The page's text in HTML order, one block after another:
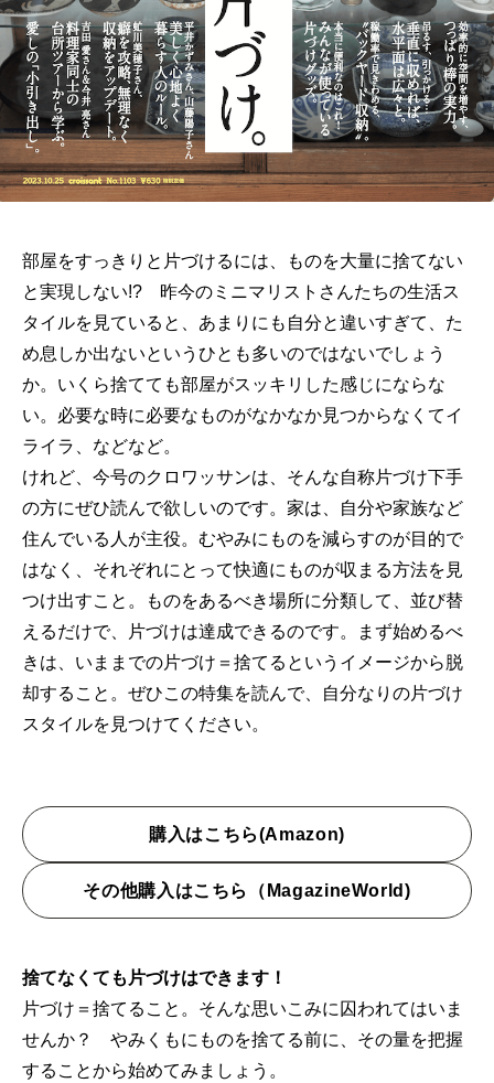
部屋をすっきりと片づけるには、ものを大量に捨てない
と実現しない!? 昨今のミニマリストさんたちの生活ス
タイルを見ていると、あまりにも自分と違いすぎて、た
め息しか出ないというひとも多いのではないでしょう
か。いくら捨てても部屋がスッキリした感じにならな
い。必要な時に必要なものがなかなか見つからなくてイ
ライラ、などなど。
けれど、今号のクロワッサンは、そんな自称片づけ下手
の方にぜひ読んで欲しいのです。家は、自分や家族など
住んでいる人が主役。むやみにものを減らすのが目的で
はなく、それぞれにとって快適にものが収まる方法を見
つけ出すこと。ものをあるべき場所に分類して、並び替
えるだけで、片づけは達成できるのです。まず始めるべ
きは、いままでの片づけ＝捨てるというイメージから脱
却すること。ぜひこの特集を読んで、自分なりの片づけ
スタイルを見つけてください。
購入はこちら(Amazon)
その他購入はこちら（MagazineWorld)
捨てなくても片づけはできます！
片づけ＝捨てること。そんな思いこみに囚われてはいま
せんか？ やみくもにものを捨てる前に、その量を把握
することから始めてみましょう。